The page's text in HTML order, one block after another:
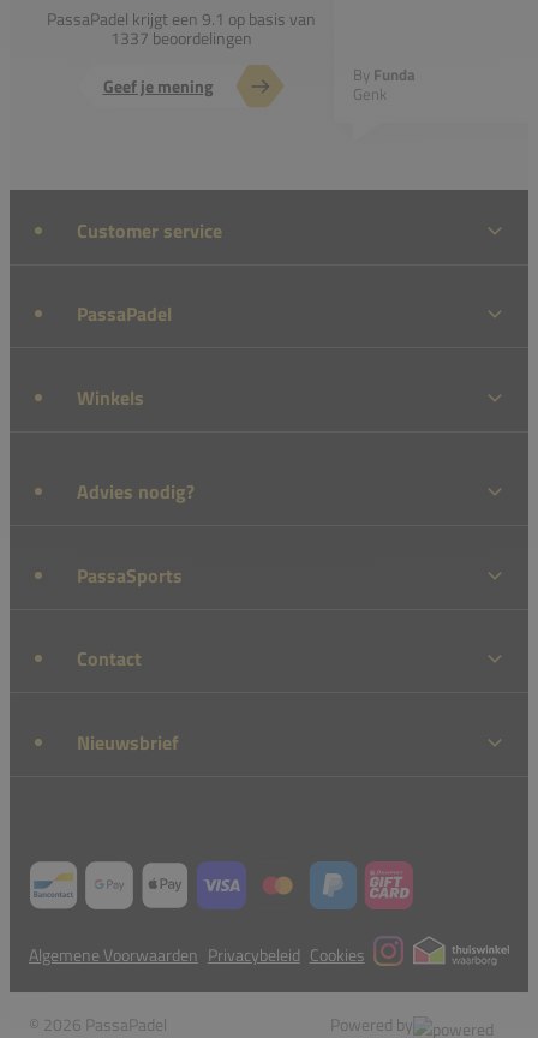
PassaPadel krijgt een 9.1 op basis van
1337 beoordelingen
Geef je mening
By Funda
Genk
Customer service
PassaPadel
Winkels
Advies nodig?
PassaSports
Contact
Nieuwsbrief
Algemene Voorwaarden Privacybeleid Cookies
© 2026 PassaPadel Powered by